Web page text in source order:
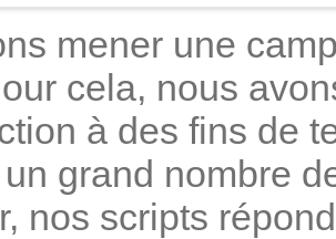
mener une
cela, nous
à des fins de
grand nombre
nos scripts